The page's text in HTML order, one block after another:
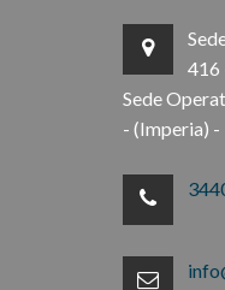
416
Sede
- (Imperia) -